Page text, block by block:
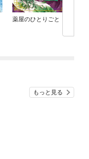
薬屋のひとりごと
もっと見る